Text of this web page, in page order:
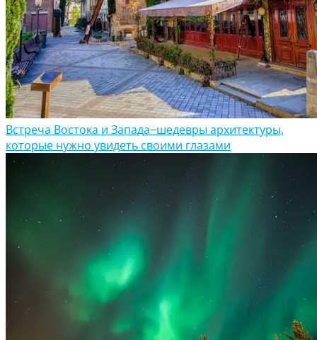
Встреча Востока и Запада−шедевры архитектуры,
которые нужно увидеть своими глазами